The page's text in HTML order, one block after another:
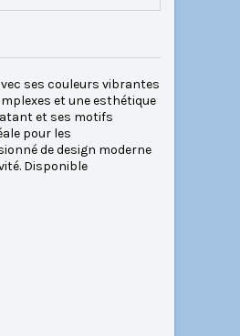
ses couleurs vibrantes
et une esthétique
et ses motifs
pour les
de design moderne
Disponible